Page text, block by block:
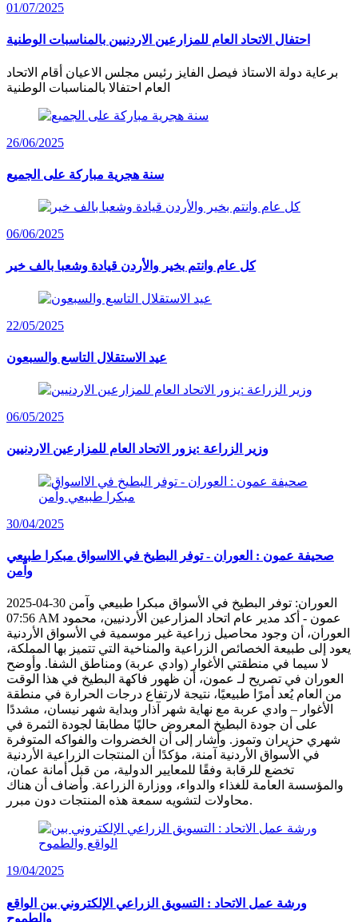
01/07/2025
احتفال الاتحاد العام للمزارعين الاردنيين بالمناسبات الوطنية
برعاية دولة الاستاذ فيصل الفايز رئيس مجلس الاعيان أقام الاتحاد
العام احتفالا بالمناسبات الوطنية
26/06/2025
سنة هجرية مباركة على الجميع
06/06/2025
كل عام وانتم بخير والأردن قيادة وشعبا بالف خير
22/05/2025
عيد الاستقلال التاسع والسبعون
06/05/2025
وزير الزراعة :يزور الاتحاد العام للمزارعين الاردنيين
30/04/2025
صحيفة عمون : العوران - توفر البطيخ في الااسواق مبكرا طبيعي
واّمن
العوران: توفر البطيخ في الأسواق مبكرا طبيعي وآمن 30-04-2025
07:56 AM عمون - أكد مدير عام اتحاد المزارعين الأردنيين، محمود
العوران، أن وجود محاصيل زراعية غير موسمية في الأسواق الأردنية
يعود إلى طبيعة الخصائص الزراعية والمناخية التي تتميز بها المملكة،
لا سيما في منطقتي الأغوار (وادي عربة) ومناطق الشفا. وأوضح
العوران في تصريح لـ عمون، أن ظهور فاكهة البطيخ في هذا الوقت
من العام يُعد أمرًا طبيعيًا، نتيجة لارتفاع درجات الحرارة في منطقة
الأغوار – وادي عربة مع نهاية شهر آذار وبداية شهر نيسان، مشددًا
على أن جودة البطيخ المعروض حاليًا مطابقا لجودة الثمرة في
شهري حزيران وتموز. وأشار إلى أن الخضروات والفواكه المتوفرة
في الأسواق الأردنية آمنة، مؤكدًا أن المنتجات الزراعية الأردنية
تخضع للرقابة وفقًا للمعايير الدولية، من قبل أمانة عمان،
والمؤسسة العامة للغذاء والدواء، ووزارة الزراعة. وأضاف أن هناك
محاولات لتشويه سمعة هذه المنتجات دون مبرر.
19/04/2025
ورشة عمل الاتحاد : التسويق الزراعي الإلكتروني بين الواقع
والطموح